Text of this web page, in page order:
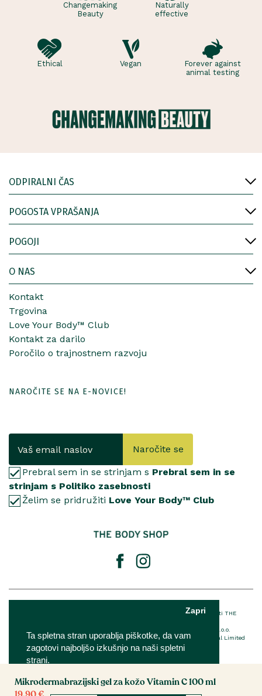
Ta spletna stran uporablja piškotke, da vam
zagotovi najboljšo izkušnjo na naši spletni
strani.
Zapri
Nastavitve Sprejmi
Mikrodermabrazijski gel za kožo Vitamin C 100 ml
Changemaking
Beauty
Naturally
effective
Ethical Vegan
Forever against
animal testing
ODPIRALNI ČAS
POGOSTA VPRAŠANJA
POGOJI
O NAS
Kontakt
Trgovina
Love Your Body™ Club
Kontakt za darilo
Poročilo o trajnostnem razvoju
NAROČITE SE NA E-NOVICE!
Naročite se
Prebral sem in se strinjam s Prebral sem in se
strinjam s Politiko zasebnosti
Želim se pridružiti Love Your Body™ Club
® Registrirana blagovna znamka podjetja THE BODY SHOP LIMITED™ v lasti THE
The Body Shop franšiza je v lasti in upravljanju podjetja IQ Verde d.o.o.
Za podrobnosti o EU imenovani odgovorni osebi The Body Shop International Limited
kliknitetukaj